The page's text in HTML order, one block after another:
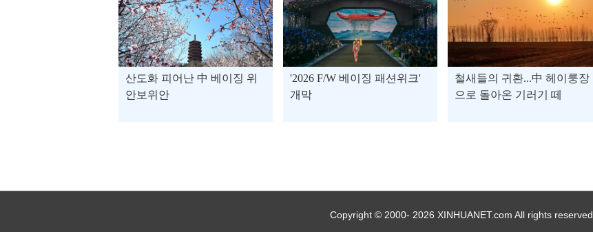
산도화 피어난 中 베이징 위
안보위안
'2026 F/W 베이징 패션위크'
개막
철새들의 귀환...中 헤이룽장
으로 돌아온 기러기 떼
Copyright © 2000- 2026 XINHUANET.com All rights reserved.